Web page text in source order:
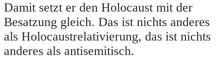
Damit setzt er den Holocaust mit der
Besatzung gleich. Das ist nichts anderes
als Holocaustrelativierung, das ist nichts
anderes als antisemitisch.